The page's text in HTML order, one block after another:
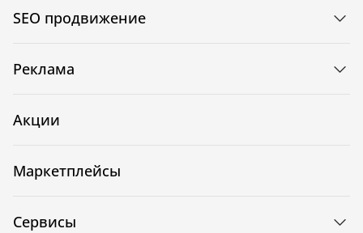
SEO продвижение
Реклама
Акции
Маркетплейсы
Сервисы